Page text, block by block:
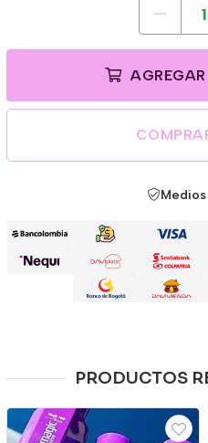
PRODUCTOS